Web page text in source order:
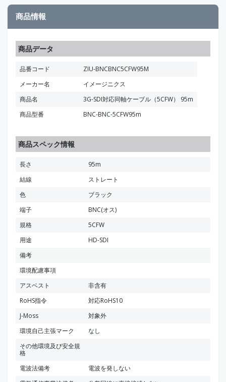
商品情報
商品データ
品番コード
ZIU-BNCBNC5CFW95M
メーカー名
イメージニクス
商品名
3G-SDI対応同軸ケーブル（5CFW） 95m
商品型番
BNC-BNC-5CFW95m
商品スペック情報
長さ
95m
結線
ストレート
色
ブラック
端子
BNC(オス)
規格
5CFW
用途
HD-SDI
備考
環境配慮事項
アスベスト
非含有
RoHS指令
対応RoHS10
J-Moss
対象外
環境自己主張マーク
なし
その他環境及び安全規
格
電波法備考
電波を発しない